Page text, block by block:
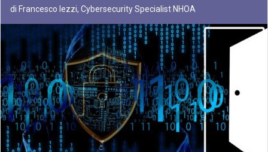
di Francesco Iezzi, Cybersecurity Specialist NHOA